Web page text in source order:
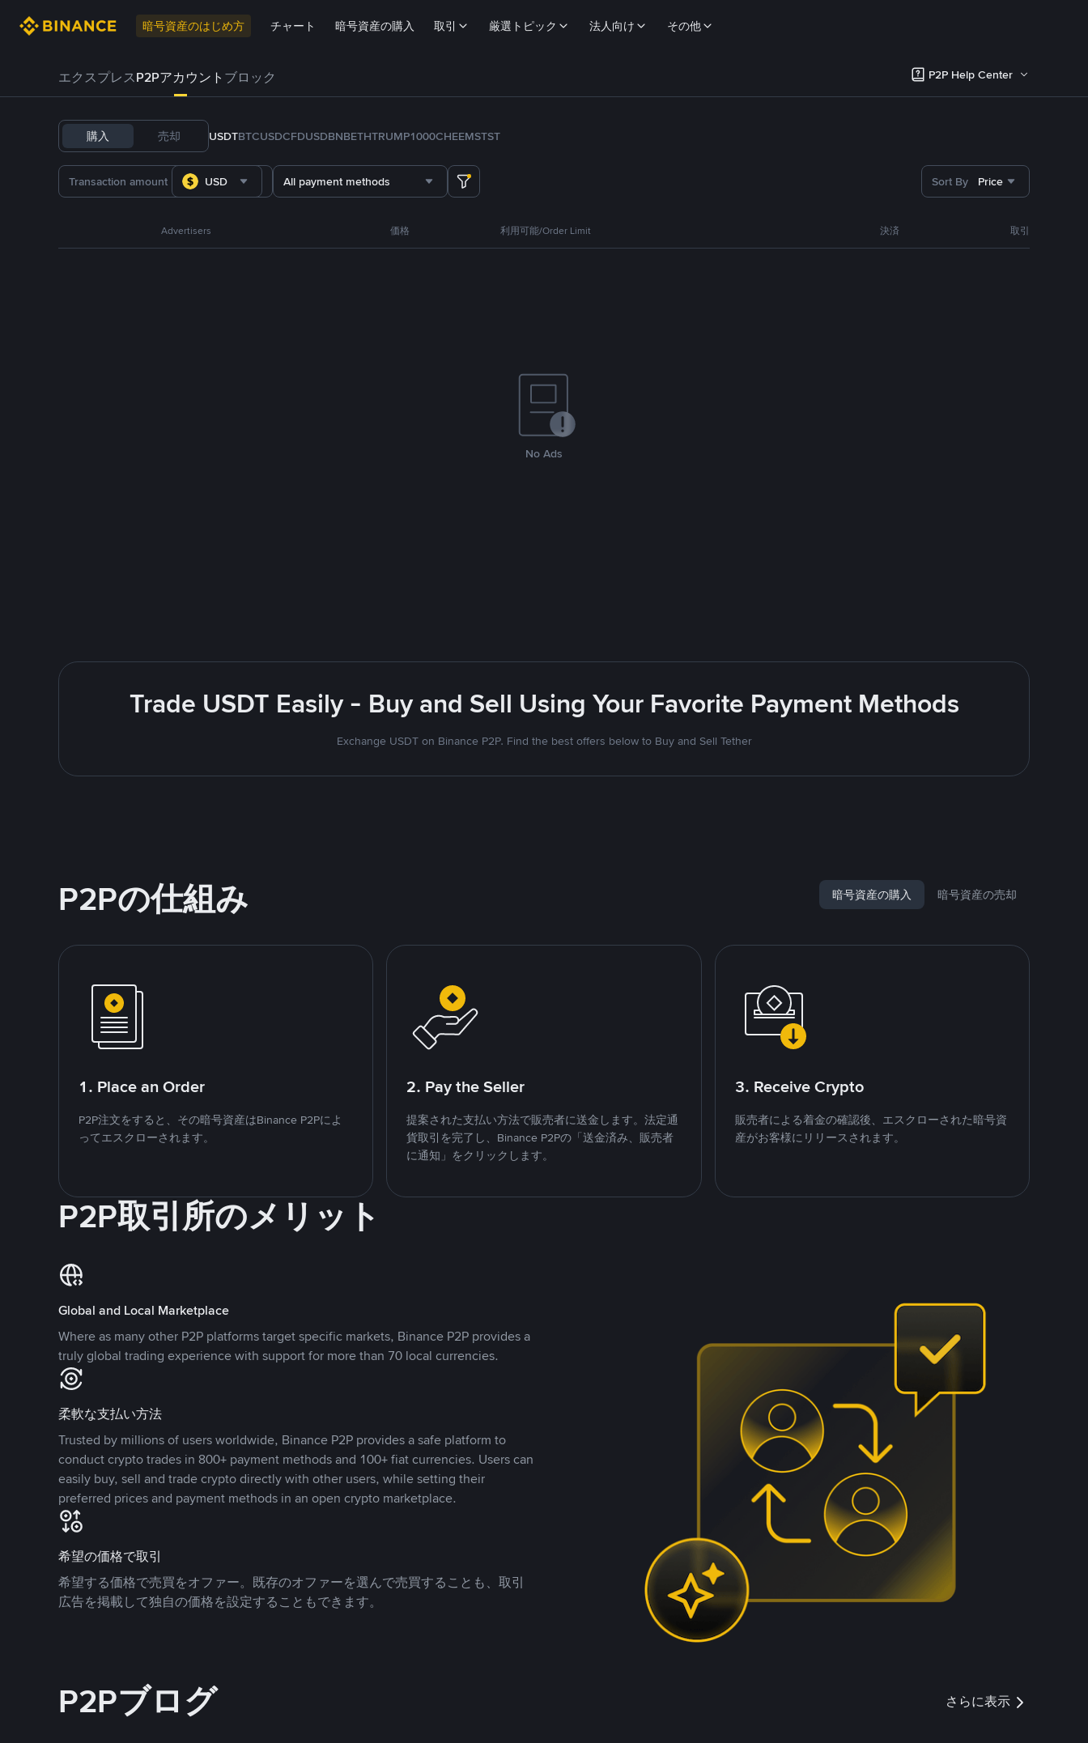
暗号資産のはじめ方 チャート 暗号資産の購入 取引 厳選トピック 法人向け その他
エクスプレスP2Pアカウント ブロック P2P Help Center
購入 売却 USDTBTCUSDCFDUSDBNBETHTRUMP1000CHEEMSTST
USD All payment methods Sort By Price
Advertisers 価格 利用可能/Order Limit 決済 取引
No Ads
Trade USDT Easily - Buy and Sell Using Your Favorite Payment Methods
Exchange USDT on Binance P2P. Find the best offers below to Buy and Sell Tether
P2Pの仕組み 暗号資産の購入 暗号資産の売却
1. Place an Order
P2P注文をすると、その暗号資産はBinance P2Pによ
ってエスクローされます。
2. Pay the Seller
提案された支払い方法で販売者に送金します。法定通
貨取引を完了し、Binance P2Pの「送金済み、販売者
に通知」をクリックします。
3. Receive Crypto
販売者による着金の確認後、エスクローされた暗号資
産がお客様にリリースされます。
P2P取引所のメリット
Global and Local Marketplace
Where as many other P2P platforms target specific markets, Binance P2P provides a
truly global trading experience with support for more than 70 local currencies.
柔軟な支払い方法
Trusted by millions of users worldwide, Binance P2P provides a safe platform to
conduct crypto trades in 800+ payment methods and 100+ fiat currencies. Users can
easily buy, sell and trade crypto directly with other users, while setting their
preferred prices and payment methods in an open crypto marketplace.
希望の価格で取引
希望する価格で売買をオファー。既存のオファーを選んで売買することも、取引
広告を掲載して独自の価格を設定することもできます。
P2Pブログ さらに表示